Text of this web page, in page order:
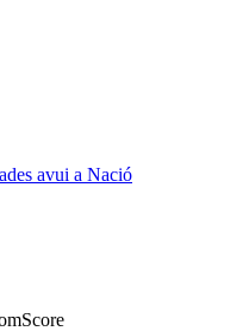
avui a Nació